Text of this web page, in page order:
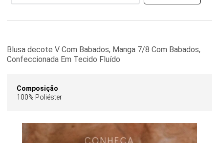
Blusa decote V Com Babados, Manga 7/8 Com Babados,
Confeccionada Em Tecido Fluído
Composição
100% Poliéster